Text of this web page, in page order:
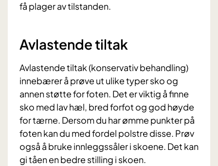
få plager av tilstanden.
Avlastende tiltak
Avlastende tiltak (konservativ behandling)
innebærer å prøve ut ulike typer sko og
annen støtte for foten. Det er viktig å finne
sko med lav hæl, bred forfot og god høyde
for tærne. Dersom du har ømme punkter på
foten kan du med fordel polstre disse. Prøv
også å bruke innleggssåler i skoene. Det kan
gi tåen en bedre stilling i skoen.